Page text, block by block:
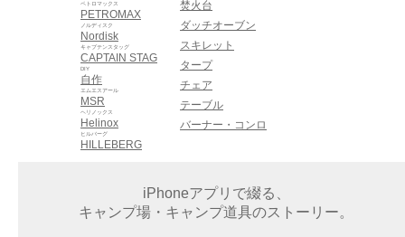
PETROMAX
ペトロマックス
Nordisk
ノルディスク
CAPTAIN STAG
キャプテンスタッグ
自作
DIY
MSR
エムエスアール
Helinox
ヘリノックス
HILLEBERG
ヒルバーグ
焚火台
ダッチオーブン
スキレット
タープ
チェア
テーブル
バーナー・コンロ
iPhoneアプリで綴る、
キャンプ場・キャンプ道具のストーリー。